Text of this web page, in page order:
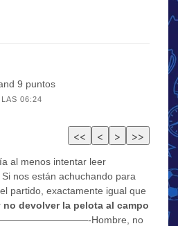
9 puntos
06:24
al menos intentar leer
nos están achuchando para
partido, exactamente igual que
no devolver la pelota al campo
Hombre, no